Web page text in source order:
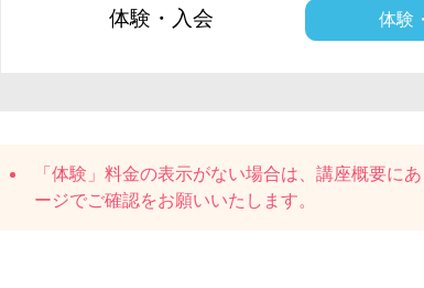
体験・入会 体験
「体験」料金の表示がない場合は、講座概要にあ
ージでご確認をお願いいたします。